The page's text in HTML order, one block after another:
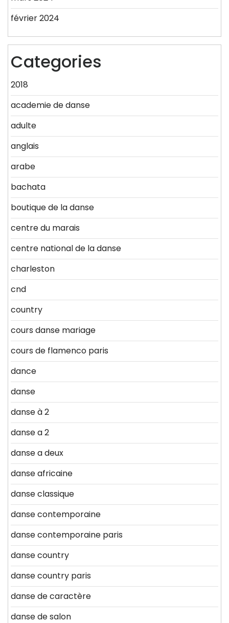
février 2024
Categories
2018
academie de danse
adulte
anglais
arabe
bachata
boutique de la danse
centre du marais
centre national de la danse
charleston
cnd
country
cours danse mariage
cours de flamenco paris
dance
danse
danse à 2
danse a 2
danse a deux
danse africaine
danse classique
danse contemporaine
danse contemporaine paris
danse country
danse country paris
danse de caractère
danse de salon